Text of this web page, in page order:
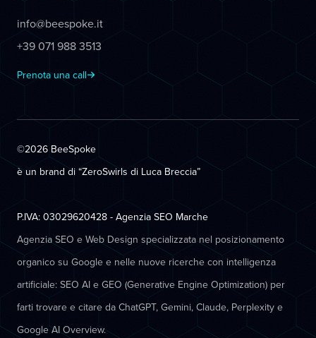
info@beespoke.it
+39 071 988 3513
Prenota una call
©2026 BeeSpoke
è un brand di “ZeroSwirls di Luca Breccia”
P.IVA: 03029620428 - Agenzia SEO Marche
Agenzia SEO e Web Design specializzata nel posizionamento
organico su Google e nelle nuove ricerche con intelligenza
artificiale: SEO AI e GEO (Generative Engine Optimization) per
farti trovare e citare da ChatGPT, Gemini, Claude, Perplexity e
Google AI Overview.